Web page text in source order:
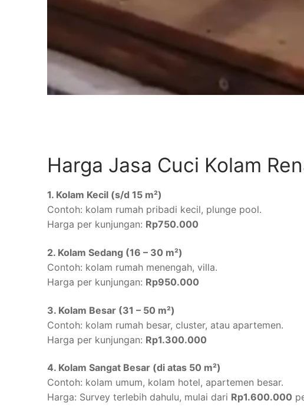
Harga Jasa Cuci Kolam
1. Kolam Kecil (s/d 15 m²)
Contoh: kolam rumah pribadi kecil, plunge pool.
Harga per kunjungan: Rp750.000
2. Kolam Sedang (16 – 30 m²)
Contoh: kolam rumah menengah, villa.
Harga per kunjungan: Rp950.000
3. Kolam Besar (31 – 50 m²)
Contoh: kolam rumah besar, cluster, atau apartemen.
Harga per kunjungan: Rp1.300.000
4. Kolam Sangat Besar (di atas 50 m²)
Contoh: kolam umum, kolam hotel, apartemen besar.
Harga: Survey terlebih dahulu, mulai dari Rp1.600.000